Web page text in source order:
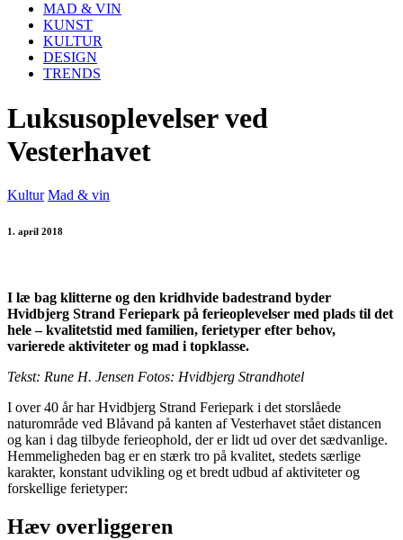
MAD & VIN
KUNST
KULTUR
DESIGN
TRENDS
Luksusoplevelser ved
Vesterhavet
Kultur Mad & vin
1. april 2018
I læ bag klitterne og den kridhvide badestrand byder
Hvidbjerg Strand Feriepark på ferieoplevelser med plads til det
hele – kvalitetstid med familien, ferietyper efter behov,
varierede aktiviteter og mad i topklasse.
Tekst: Rune H. Jensen Fotos: Hvidbjerg Strandhotel
I over 40 år har Hvidbjerg Strand Feriepark i det storslåede
naturområde ved Blåvand på kanten af Vesterhavet stået distancen
og kan i dag tilbyde ferieophold, der er lidt ud over det sædvanlige.
Hemmeligheden bag er en stærk tro på kvalitet, stedets særlige
karakter, konstant udvikling og et bredt udbud af aktiviteter og
forskellige ferietyper:
Hæv overliggeren